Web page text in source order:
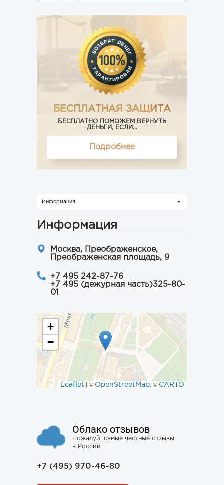
БЕСПЛАТНАЯ ЗАЩИТА
БЕСПЛАТНО ПОМОЖЕМ ВЕРНУТЬ
ДЕНЬГИ, ЕСЛИ...
Подробнее
Информация
Информация
Москва, Преображенское,
Преображенская площадь, 9
+7 495 242-87-76
+7 495 (дежурная часть)325-80-
01
+
−
Leaflet | © OpenStreetMap, © CARTO
Облако отзывов
Пожалуй, самые честные отзывы
в России
+7 (495) 970-46-80